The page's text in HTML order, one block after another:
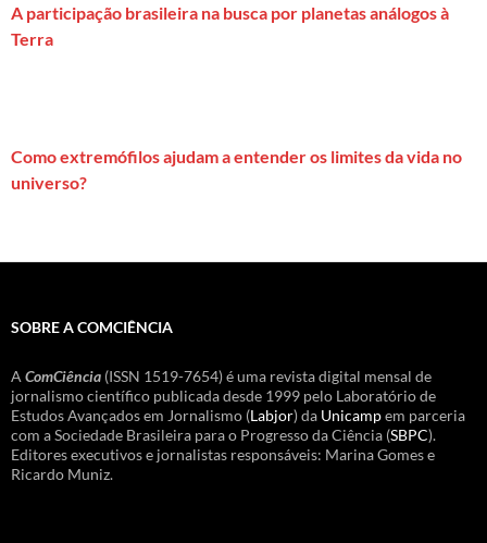
A participação brasileira na busca por planetas análogos à
Terra
Como extremófilos ajudam a entender os limites da vida no
universo?
SOBRE A COMCIÊNCIA
A ComCiência (ISSN 1519-7654) é uma revista digital mensal de
jornalismo científico publicada desde 1999 pelo Laboratório de
Estudos Avançados em Jornalismo (Labjor) da Unicampem parceria
com a Sociedade Brasileira para o Progresso da Ciência (SBPC).
Editores executivos e jornalistas responsáveis: Marina Gomes e
Ricardo Muniz.